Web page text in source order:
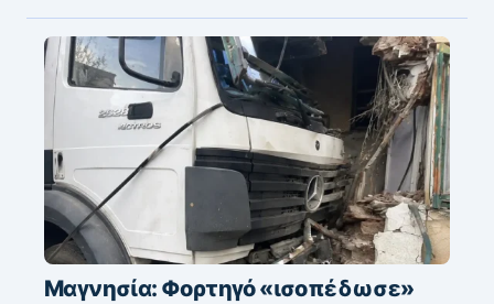
Μαγνησία: Φορτηγό «ισοπέδωσε»